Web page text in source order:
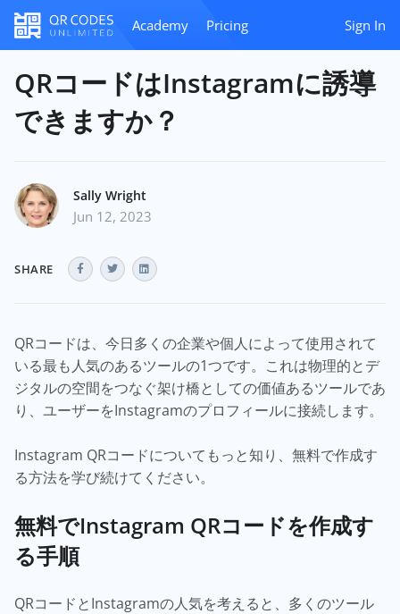
Academy Pricing Sign In
QRコードはInstagramに誘導
できますか？
Sally Wright
Jun 12, 2023
SHARE
QRコードは、今日多くの企業や個人によって使用されて
いる最も人気のあるツールの1つです。これは物理的とデ
ジタルの空間をつなぐ架け橋としての価値あるツールであ
り、ユーザーをInstagramのプロフィールに接続します。
Instagram QRコードについてもっと知り、無料で作成す
る方法を学び続けてください。
無料でInstagram QRコードを作成す
る手順
QRコードとInstagramの人気を考えると、多くのツール